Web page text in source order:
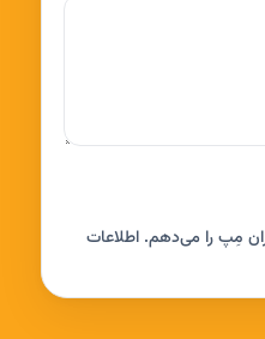
مِپ را می‌دهم. اطلاعات